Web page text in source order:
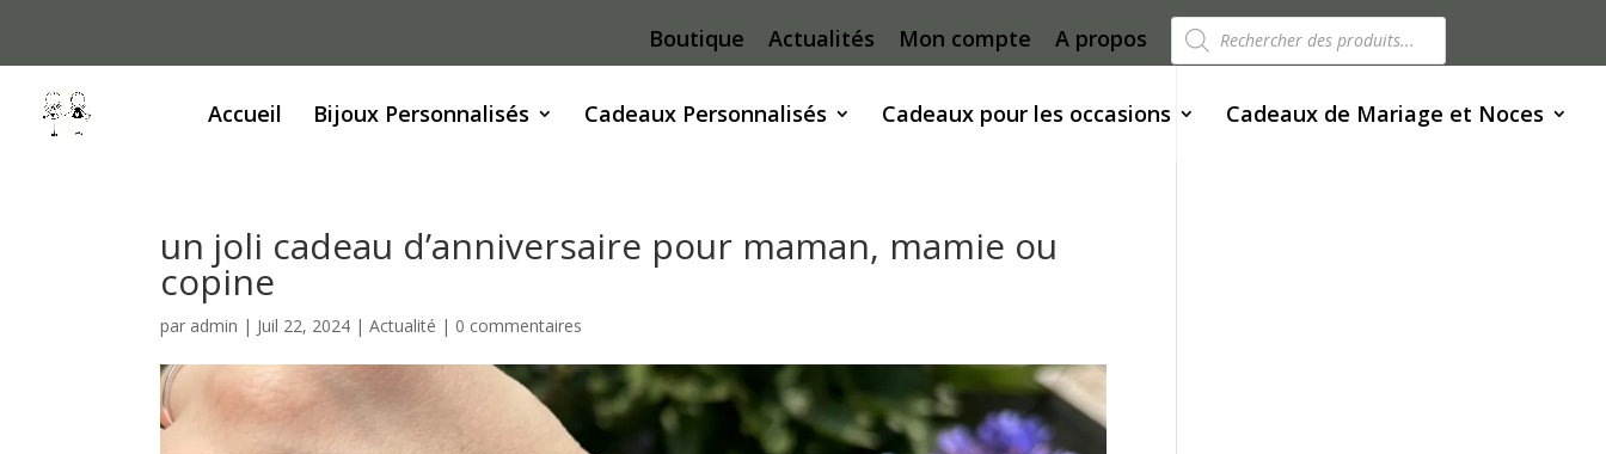
Boutique Actualités Mon compte A propos Recherche
de
produits
Accueil
Bijoux Personnalisés Cadeaux Personnalisés Cadeaux pour les occasions Cadeaux de Mariage et Noces
un joli cadeau d’anniversaire pour maman, mamie ou
copine
par admin | Juil 22, 2024 |Actualité | 0 commentaires